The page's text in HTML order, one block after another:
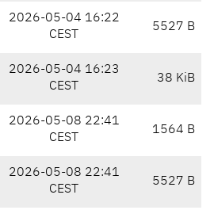
2026-05-04 16:22
CEST
5527 B
2026-05-04 16:23
CEST
38 KiB
2026-05-08 22:41
CEST
1564 B
2026-05-08 22:41
CEST
5527 B